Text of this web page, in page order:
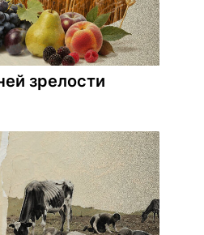
зрелости